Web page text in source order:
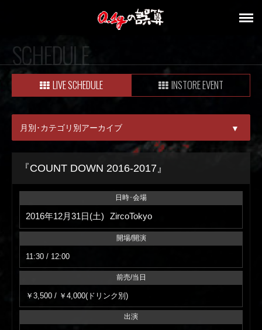
SCHEDULE
LIVE SCHEDULE INSTORE EVENT
月別･カテゴリ別アーカイブ ▼
ALL
09月
『COUNT DOWN 2016-2017』
日時･会場
2016年12月31日(土) ZircoTokyo
開場/開演
11:30 / 12:00
前売/当日
￥3,500 / ￥4,000(ドリンク別)
出演